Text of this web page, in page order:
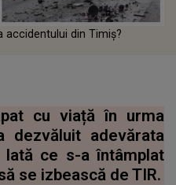
accidentului din Timiș?
cu viață în urma
adevărata
Iată ce s-a întâmplat
se izbească de TIR.